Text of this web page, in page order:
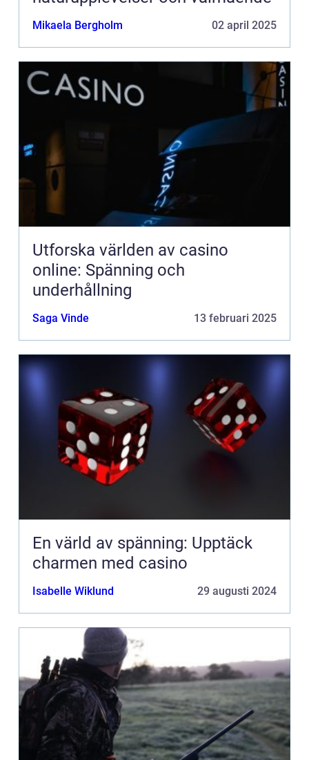
Mikaela Bergholm 02 april 2025
Utforska världen av casino
online: Spänning och
underhållning
Saga Vinde 13 februari 2025
En värld av spänning: Upptäck
charmen med casino
Isabelle Wiklund 29 augusti 2024